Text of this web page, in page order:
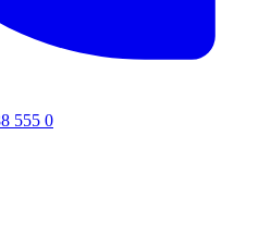
555 0